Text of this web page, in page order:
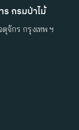
กรมป่าไม้
จักร กรุงเทพ ฯ